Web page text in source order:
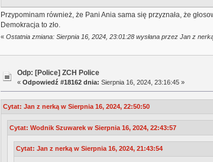
Przypominam również, że Pani Ania sama się przyznała, że
Demokracja to zło.
« Ostatnia zmiana: Sierpnia 16, 2024, 23:01:28 wysłana przez Jan z
Odp: [Police] ZCH Police
«Odpowiedź #18162 dnia: Sierpnia 16, 2024, 23:16:45 »
Cytat: Jan z nerką w Sierpnia 16, 2024, 22:50:50
Cytat: Wodnik Szuwarek w Sierpnia 16, 2024, 22:43:57
Cytat: Jan z nerką w Sierpnia 16, 2024, 21:43:54